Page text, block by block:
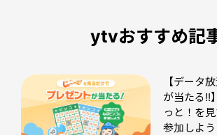
ytvおすすめ記
【データ
が当たる!!
っと！を
参加しよう